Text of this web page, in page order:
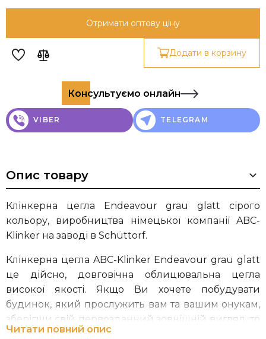
Отримати оптову ціну
Додати в корзину
Консультуємо онлайн
VIBER TELEGRAM
Опис товару
Клінкерна цегла Endeavour grau glatt сірого
кольору, виробництва німецької компанії ABC-
Klinker на заводі в Schüttorf.
Клінкерна цегла ABC-Klinker Endeavour grau glatt
це дійсно, довговічна облицювальна цегла
високої якості. Якщо Ви хочете побудувати
будинок, який прослужить вам та вашим онукам,
зберігши свій первозданний зовнішній вигляд, то
клінкерна цегла від ABC-Klinker це саме те, що
Читати повний опис